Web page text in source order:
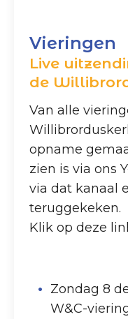
Vieringen
Live
de
Van alle
opname
zien is via ons
via dat kanaal
teruggekeken.
Klik op deze
Zondag 8
W&C-